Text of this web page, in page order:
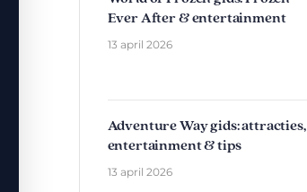
Ever After & entertainment
13 april 2026
Adventure Way gids: attracties,
entertainment & tips
13 april 2026